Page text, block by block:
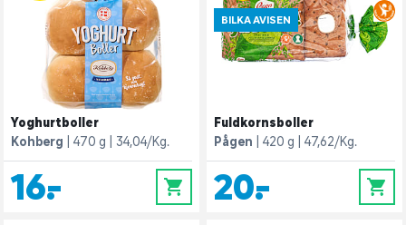
Yoghurtboller
Kohberg
470 g 34,04/Kg.
16,- 0
BILKA AVISEN
Fuldkornsboller
Pågen
420 g 47,62/Kg.
20,- 0